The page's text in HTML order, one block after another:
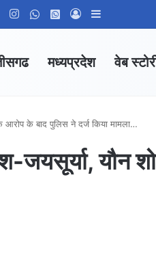
TumblrInstagramWhatsApp Channel
WhatsApp Group
Log In
मध्यप्रदेश वेब
के बाद पुलिस ने दर्ज किया मामला…
जयसूर्या, यौन